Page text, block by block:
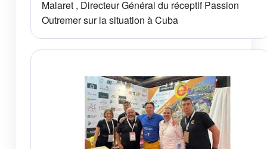
Malaret , Directeur Général du réceptif Passion
Outremer sur la situation à Cuba